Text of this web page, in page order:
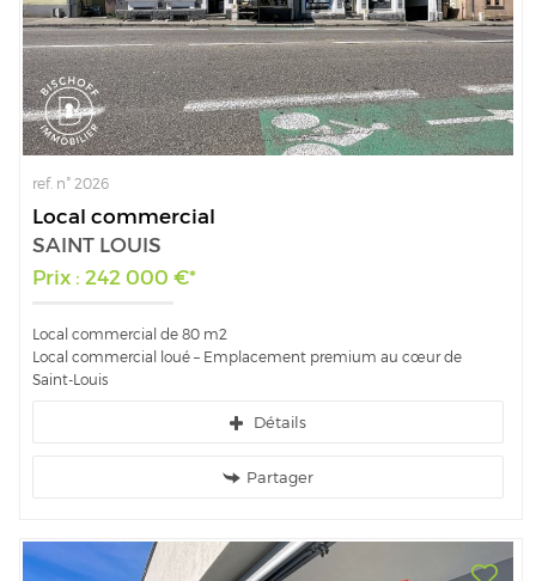
ref. n° 2026
Local commercial
SAINT LOUIS
Prix : 242 000 €*
Local commercial de 80 m2
Local commercial loué – Emplacement premium au cœur de
Saint-Louis
Sur l'un des axes les plus fréquentés de la ville, ce local commercial...
Détails
Partager